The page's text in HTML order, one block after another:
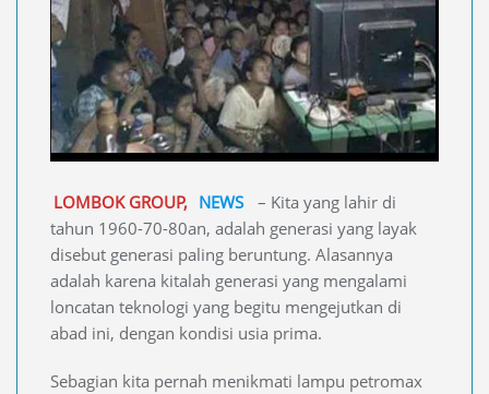
LOMBOK GROUP, NEWS
– Kita yang lahir di
tahun 1960-70-80an, adalah generasi yang layak
disebut generasi paling beruntung. Alasannya
adalah karena kitalah generasi yang mengalami
loncatan teknologi yang begitu mengejutkan di
abad ini, dengan kondisi usia prima.
Sebagian kita pernah menikmati lampu petromax